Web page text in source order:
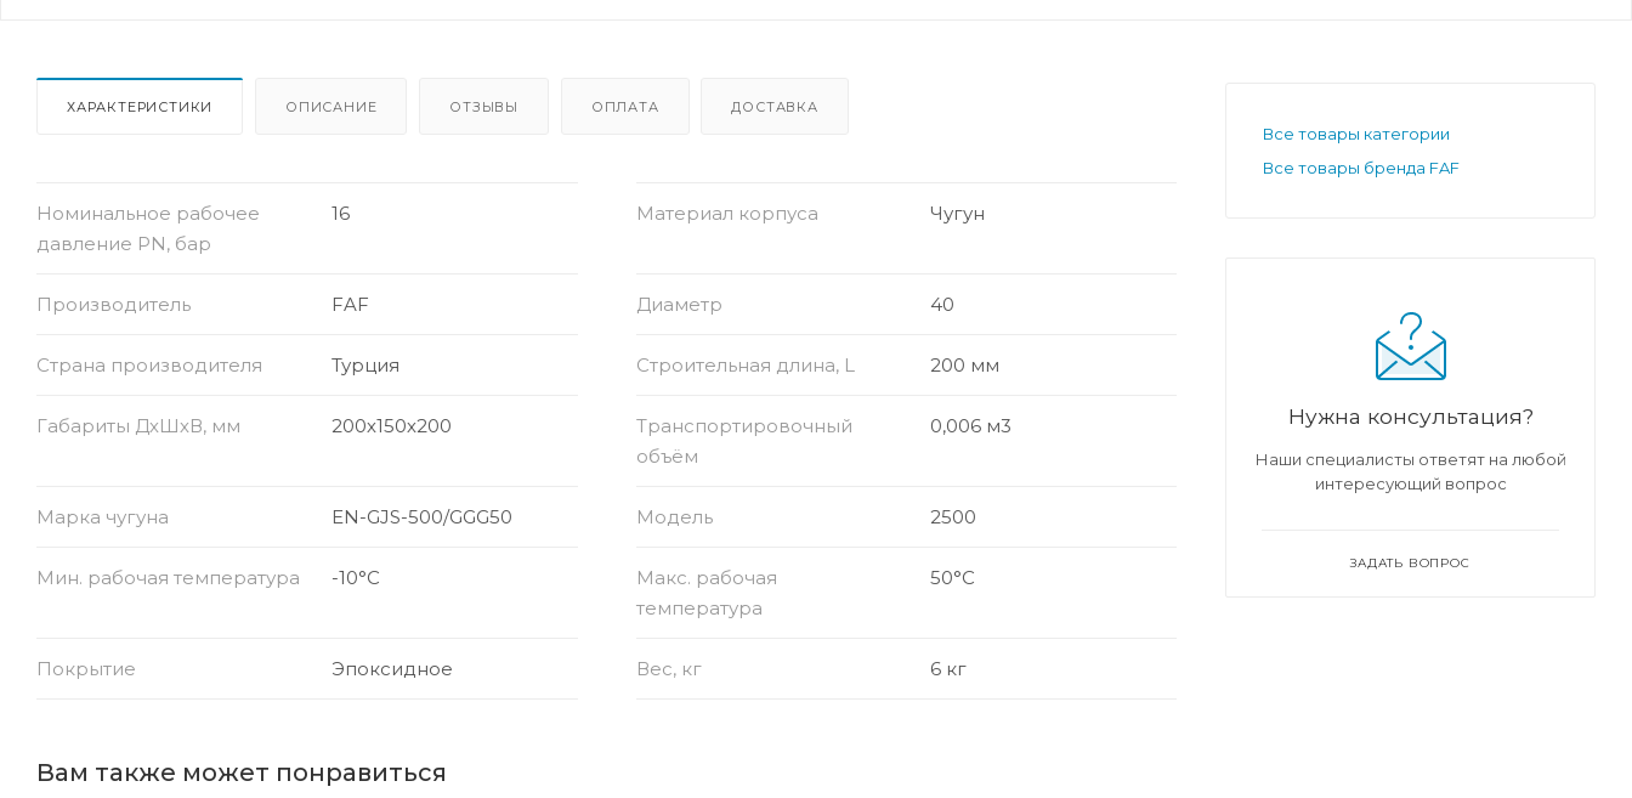
ХАРАКТЕРИСТИКИ ОПИСАНИЕ ОТЗЫВЫ ОПЛАТА ДОСТАВКА
Номинальное рабочее
давление PN, бар
16 Материал корпуса Чугун
Производитель FAF Диаметр 40
Страна производителя Турция Строительная длина, L 200 мм
Габариты ДхШхВ, мм 200х150х200
Транспортировочный
объём
0,006 м3
Марка чугуна EN-GJS-500/GGG50 Модель 2500
Мин. рабочая температура -10°C
Макс. рабочая
температура
50°C
Покрытие Эпоксидное Вес, кг 6 кг
Вам также может понравиться
Все товары категории
Все товары бренда FAF
Нужна консультация?
Наши специалисты ответят на любой
интересующий вопрос
ЗАДАТЬ ВОПРОС